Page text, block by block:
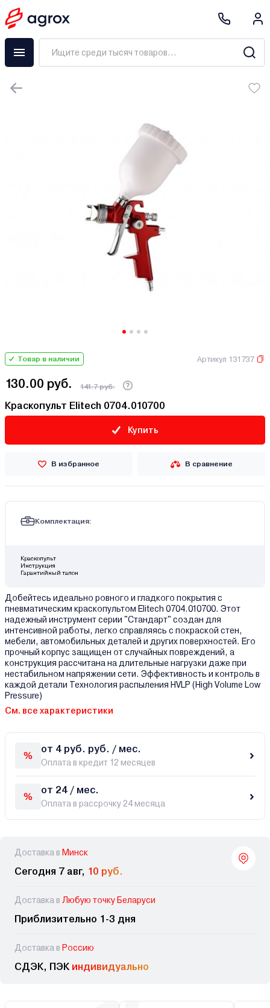
Товар в наличии Артикул 131737
130.00 руб. 141.7 руб.
Краскопульт Elitech 0704.010700
Купить
В избранное В сравнение
Комплектация:
Краскопульт
Инструкция
Гарантийный талон
Добейтесь идеально ровного и гладкого покрытия с
пневматическим краскопультом Elitech 0704.010700. Этот
надежный инструмент серии "Стандарт" создан для
интенсивной работы, легко справляясь с покраской стен,
мебели, автомобильных деталей и других поверхностей. Его
прочный корпус защищен от случайных повреждений, а
конструкция рассчитана на длительные нагрузки даже при
нестабильном напряжении сети. Эффективность и контроль в
каждой детали Технология распыления HVLP (High Volume Low
Pressure)
См. все характеристики
от 4 руб. руб. / мес.
Оплата в кредит 12 месяцев
от 24 / мес.
Оплата в рассрочку 24 месяца
Доставка в Минск
Сегодня 7 авг, 10 руб.
Доставка в Любую точку Беларуси
Приблизительно 1-3 дня
Доставка в Россию
СДЭК, ПЭК индивидуально